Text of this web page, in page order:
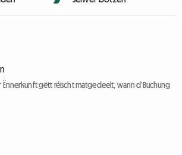
Ënnerkunft gëtt réischt matgedeelt, wann d'Buchung